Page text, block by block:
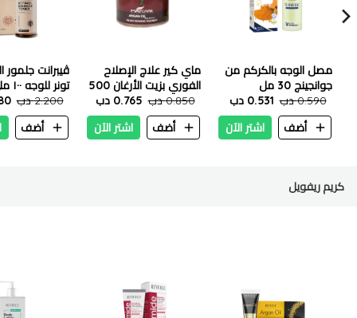
مصل الوجه بالكركم من
جوانجينج 30 مل
0.590 دب
0.531 دب
أضف
اشتر الآن
ماي كير علاج الإصلاح
الفوري بزيت الأرغان 500
مل
0.850 دب
0.765 دب
أضف
اشتر الآن
ڤيبرانت جلمور
تونر للوجه ١٠٠ ملي
2.200 دب
أضف
كريم ريفويل